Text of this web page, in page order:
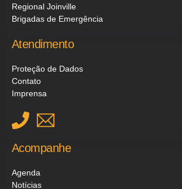
Regional Joinville
Brigadas de Emergência
Atendimento
Proteção de Dados
Contato
Imprensa
Acompanhe
Agenda
Notícias